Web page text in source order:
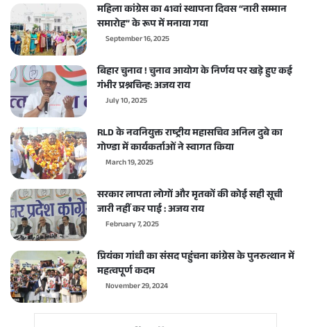
महिला कांग्रेस का 41वां स्थापना दिवस “नारी सम्मान
समारोह” के रूप में मनाया गया
September 16, 2025
बिहार चुनाव ! चुनाव आयोग के निर्णय पर खड़े हुए कई
गंभीर प्रश्नचिन्ह: अजय राय
July 10, 2025
RLD के नवनियुक्त राष्ट्रीय महासचिव अनिल दुबे का
गोण्डा में कार्यकर्ताओं ने स्वागत किया
March 19, 2025
सरकार लापता लोगों और मृतकों की कोई सही सूची
जारी नहीं कर पाई : अजय राय
February 7, 2025
प्रियंका गांधी का संसद पहुंचना कांग्रेस के पुनरुत्थान में
महत्वपूर्ण कदम
November 29, 2024